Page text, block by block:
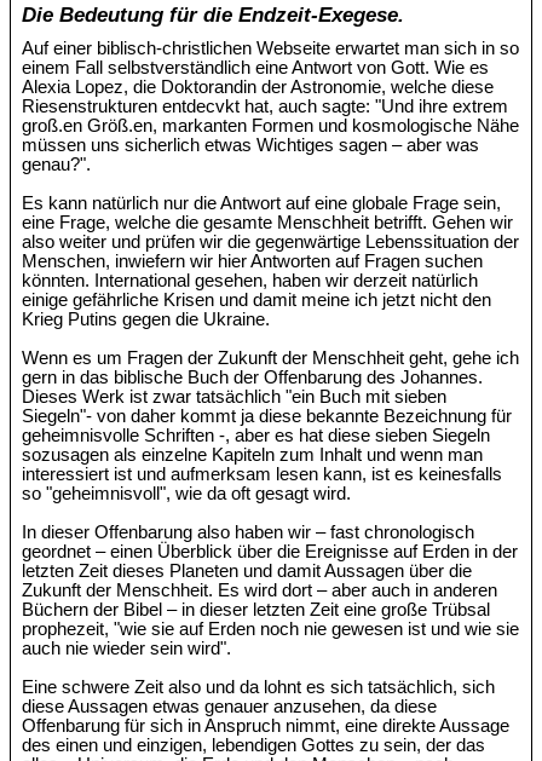
Die Bedeutung für die Endzeit-Exegese.
Auf einer biblisch-christlichen Webseite erwartet man sich in so
einem Fall selbstverständlich eine Antwort von Gott. Wie es
Alexia Lopez, die Doktorandin der Astronomie, welche diese
Riesenstrukturen entdecvkt hat, auch sagte: "Und ihre extrem
groß.en Größ.en, markanten Formen und kosmologische Nähe
müssen uns sicherlich etwas Wichtiges sagen – aber was
genau?".
Es kann natürlich nur die Antwort auf eine globale Frage sein,
eine Frage, welche die gesamte Menschheit betrifft. Gehen wir
also weiter und prüfen wir die gegenwärtige Lebenssituation der
Menschen, inwiefern wir hier Antworten auf Fragen suchen
könnten. International gesehen, haben wir derzeit natürlich
einige gefährliche Krisen und damit meine ich jetzt nicht den
Krieg Putins gegen die Ukraine.
Wenn es um Fragen der Zukunft der Menschheit geht, gehe ich
gern in das biblische Buch der Offenbarung des Johannes.
Dieses Werk ist zwar tatsächlich "ein Buch mit sieben
Siegeln"- von daher kommt ja diese bekannte Bezeichnung für
geheimnisvolle Schriften -, aber es hat diese sieben Siegeln
sozusagen als einzelne Kapiteln zum Inhalt und wenn man
interessiert ist und aufmerksam lesen kann, ist es keinesfalls
so "geheimnisvoll", wie da oft gesagt wird.
In dieser Offenbarung also haben wir – fast chronologisch
geordnet – einen Überblick über die Ereignisse auf Erden in der
letzten Zeit dieses Planeten und damit Aussagen über die
Zukunft der Menschheit. Es wird dort – aber auch in anderen
Büchern der Bibel – in dieser letzten Zeit eine große Trübsal
prophezeit, "wie sie auf Erden noch nie gewesen ist und wie sie
auch nie wieder sein wird".
Eine schwere Zeit also und da lohnt es sich tatsächlich, sich
diese Aussagen etwas genauer anzusehen, da diese
Offenbarung für sich in Anspruch nimmt, eine direkte Aussage
des einen und einzigen, lebendigen Gottes zu sein, der das